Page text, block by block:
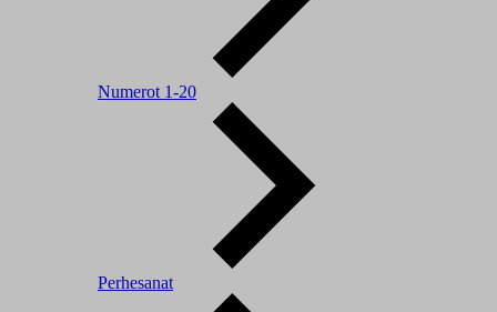
Numerot 1-20
Perhesanat